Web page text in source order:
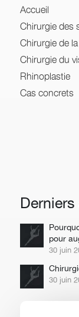
Accueil
Chirurgie des
Chirurgie de
Chirurgie du
Rhinoplastie
Cas concrets
pour
30 juin
30 juin